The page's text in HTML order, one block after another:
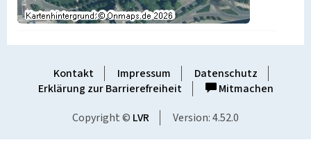
Kontakt Impressum
Datenschutz
Erklärung zur Barrierefreiheit
Mitmachen
Copyright © LVR Version: 4.52.0